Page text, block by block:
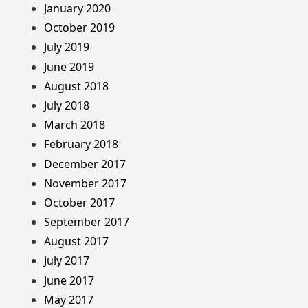
January 2020
October 2019
July 2019
June 2019
August 2018
July 2018
March 2018
February 2018
December 2017
November 2017
October 2017
September 2017
August 2017
July 2017
June 2017
May 2017